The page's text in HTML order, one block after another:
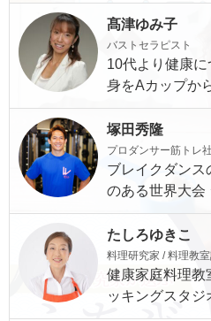
髙津ゆみ子
バストセラピスト
10代より健康
身をAカップか
塚田秀隆
プロダンサー筋トレ
ブレイクダンス
のある世界大会
たしろゆきこ
料理研究家 / 料理教
健康家庭料理教
ッキングスタジ